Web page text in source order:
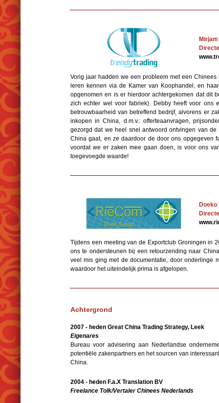
Vorig jaar hadden we een probleem met een
leren kennen via de Kamer van Koophandel, en
opgenomen en is er hierdoor achtergekomen dat dit
zich echter wel voor fabriek). Debby heeft voor ons
betrouwbaarheid van betreffend bedrijf, alvorens er
inkopen in China, d.m.v.: offerteaanvragen,
gezorgd dat we heel snel antwoord ontvingen van
China gaat, en ze daardoor de door ons opgegeven
voordat we er zaken mee gaan doen, is voor ons
toegevoegde waarde!
Doeko
Tijdens een meeting van de Exportclub Groningen in
ons te ondersteunen bij een retourzending naar
veel mis ging met de documentatie, door onderlinge
waardoor het uiteindelijk prima is afgelopen.
Achtergrond
2007 - heden Great China Trading Strategy, Leek
Eigenares
Bureau voor advisering aan Nederlandse
potentiële zakenpartners en het sourcen van
China.
2004 - heden F.a.X Translation BV
Freelance Tolk/Vertaler Chinees Nederlands